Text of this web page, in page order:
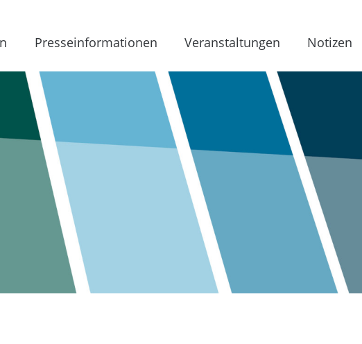
Presseinformationen Veranstaltungen Notizen